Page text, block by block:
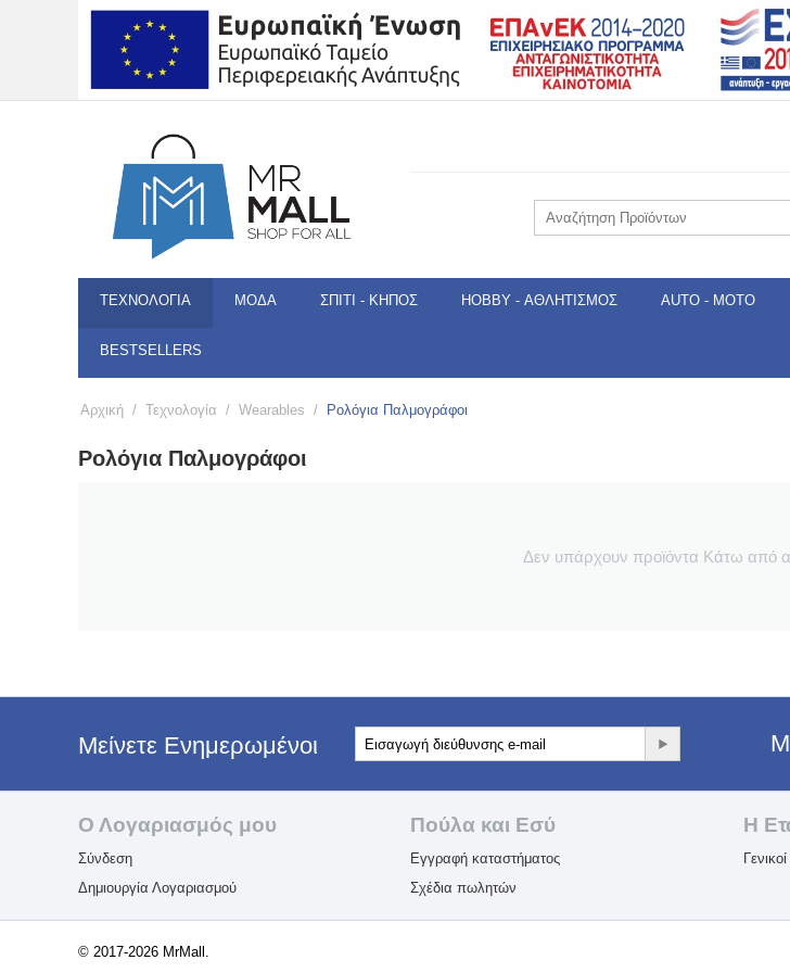
ΤΕΧΝΟΛΟΓΊΑ ΜΌΔΑ ΣΠΊΤΙ - ΚΉΠΟΣ HOBBY - ΑΘΛΗΤΙΣΜΌΣ AUTO - MOTO
BESTSELLERS
Αρχική / Τεχνολογία / Wearables / Ρολόγια Παλμογράφοι
Ρολόγια Παλμογράφοι
Δεν υπάρχουν προϊόντα Κάτω από
Μείνετε Ενημερωμένοι
Ο Λογαριασμός μου
Σύνδεση
Δημιουργία Λογαριασμού
Πούλα και Εσύ
Εγγραφή καταστήματος
Σχέδια πωλητών
Η
© 2017-2026 MrMall.